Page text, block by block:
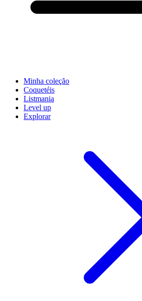
Minha coleção
Coquetéis
Listmania
Level up
Explorar